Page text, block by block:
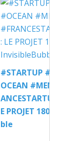
#STARTUP
OCEAN
E PROJET 180
ble